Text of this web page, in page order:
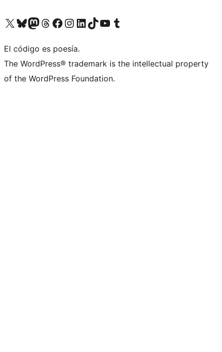
Visita nuestra cuenta de X (anteriormente Twitter)
Visit our Bluesky account
Visit our Mastodon account
Visit our Threads account
Visita nuestra página de Facebook
Visita nuestra cuenta de Instagram
Visita nuestra cuenta de LinkedIn
Visit our TikTok account
Visita nuestro canal de YouTube
Visit our Tumblr account
El código es poesía.
The WordPress® trademark is the intellectual property
of the WordPress Foundation.